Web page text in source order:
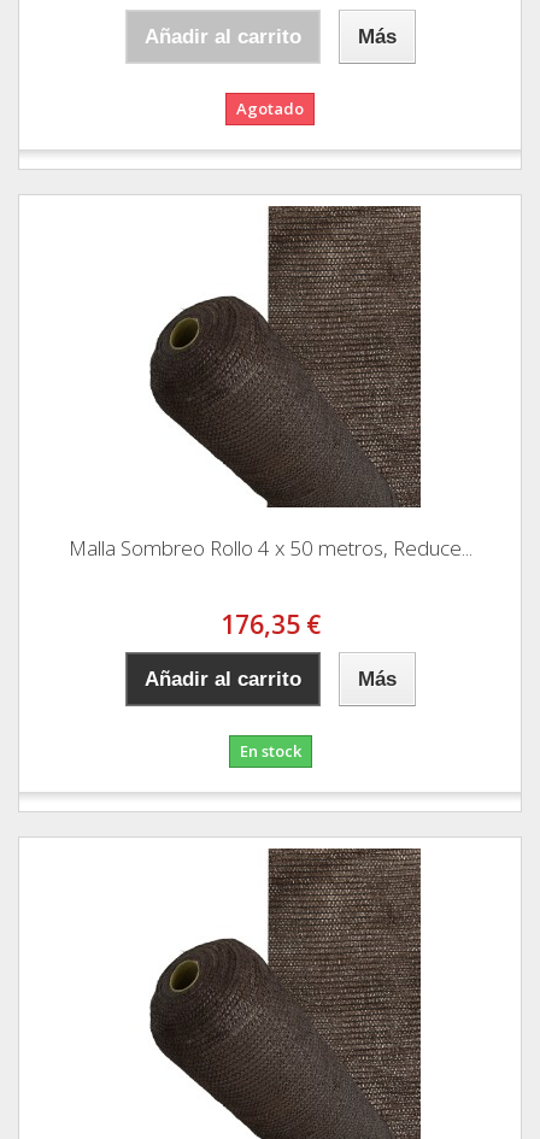
Añadir al carrito Más
Agotado
Malla Sombreo Rollo 4 x 50 metros, Reduce...
176,35 €
Añadir al carrito Más
En stock